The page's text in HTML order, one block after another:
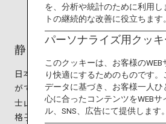
静岡県富士山世界遺産セ
日本のシンボル、高さ3,776mの富
ができる富士山世界遺産センターは
士山の景色を贅沢に楽しめる静岡県
格子状の木の外壁がつくる逆さ富士
を、分析や統計のために利用し
トの継続的な改善に役立ちます。
パーソナライズ用クッキ
このクッキーは、お客様のWEB
り快適にするためのものです
データに基づき、お客様一人ひ
心に合ったコンテンツをWEBサ
ル、SNS、広告にて提供します。